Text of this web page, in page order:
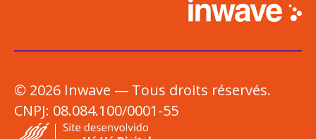
© 2026 Inwave — Tous droits réservés.
CNPJ: 08.084.100/0001-55